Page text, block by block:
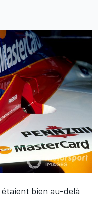
bien au-delà